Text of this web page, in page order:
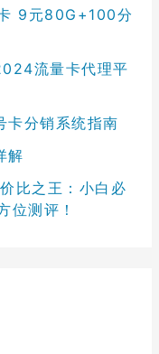
9元80G+100分
流量卡代理平
卡分销系统指南
解
比之王：小白必
位测评！